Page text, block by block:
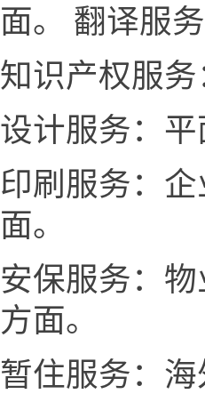
面。 翻译服
知识产权服
设计服务：
印刷服务：
面。
安保服务：
方面。
暂住服务：